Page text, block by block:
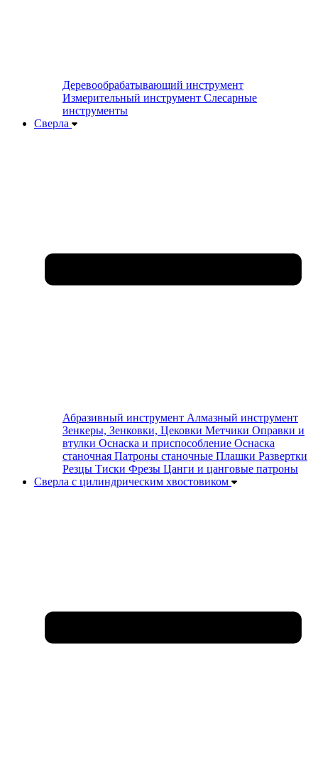
Деревообрабатывающий инструмент
Измерительный инструмент Слесарные
инструменты
Сверла
Абразивный инструмент Алмазный инструмент
Зенкеры, Зенковки, Цековки Метчики Оправки и
втулки Оснаска и приспособление Оснаска
станочная Патроны станочные Плашки Развертки
Резцы Тиски Фрезы Цанги и цанговые патроны
Сверла с цилиндрическим хвостовиком